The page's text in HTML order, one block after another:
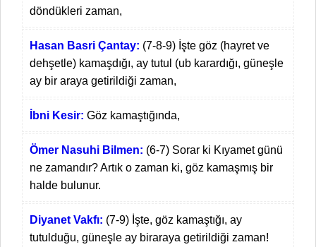
döndükleri zaman,
Hasan Basri Çantay: (7-8-9) İşte göz (hayret ve
dehşetle) kamaşdığı, ay tutul (ub karardığı, güneşle
ay bir araya getirildiği zaman,
İbni Kesir: Göz kamaştığında,
Ömer Nasuhi Bilmen: (6-7) Sorar ki Kıyamet günü
ne zamandır? Artık o zaman ki, göz kamaşmış bir
halde bulunur.
Diyanet Vakfı: (7-9) İşte, göz kamaştığı, ay
tutulduğu, güneşle ay biraraya getirildiği zaman!